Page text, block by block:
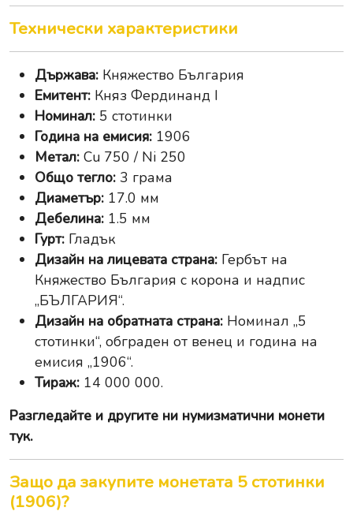
Технически характеристики
Държава: Княжество България
Емитент: Княз Фердинанд I
Номинал: 5 стотинки
Година на емисия: 1906
Метал: Cu 750 / Ni 250
Общо тегло: 3 грама
Диаметър: 17.0 мм
Дебелина: 1.5 мм
Гурт: Гладък
Дизайн на лицевата страна: Гербът на
Княжество България с корона и надпис
„БЪЛГАРИЯ“.
Дизайн на обратната страна: Номинал „5
стотинки“, обграден от венец и година на
емисия „1906“.
Тираж: 14 000 000.
Разгледайте и другите ни нумизматични монети
тук.
Защо да закупите монетата 5 стотинки
(1906)?